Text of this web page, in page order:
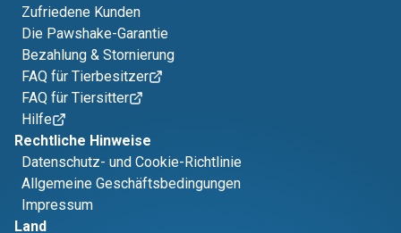
Zufriedene Kunden
Die Pawshake-Garantie
Bezahlung & Stornierung
FAQ für Tierbesitzer
FAQ für Tiersitter
Hilfe
Rechtliche Hinweise
Datenschutz- und Cookie-Richtlinie
Allgemeine Geschäftsbedingungen
Impressum
Land